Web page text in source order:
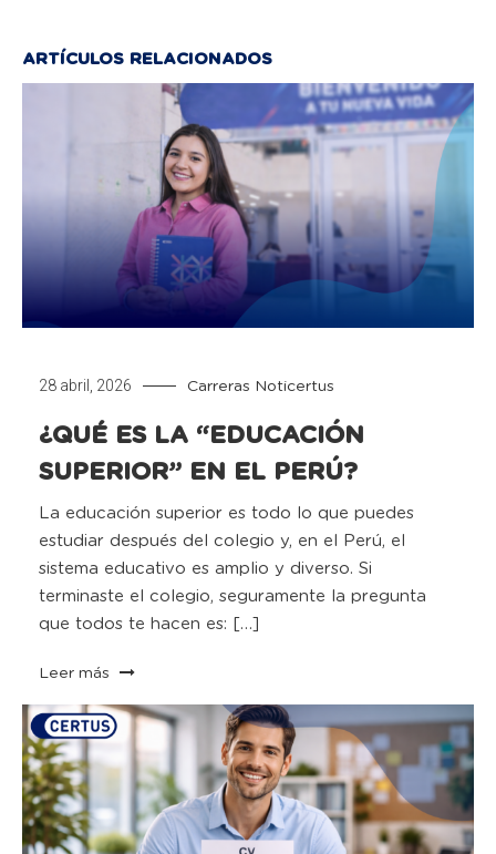
ARTÍCULOS RELACIONADOS
28 abril, 2026 Carreras Noticertus
¿QUÉ ES LA “EDUCACIÓN
SUPERIOR” EN EL PERÚ?
La educación superior es todo lo que puedes
estudiar después del colegio y, en el Perú, el
sistema educativo es amplio y diverso. Si
terminaste el colegio, seguramente la pregunta
que todos te hacen es: […]
Leer más